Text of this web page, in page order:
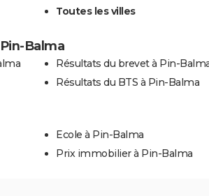
Toutes les villes
Balma
Résultats du brevet à Pin-
Résultats du BTS à Pin-Balma
Ecole à Pin-Balma
Prix immobilier à Pin-Balma